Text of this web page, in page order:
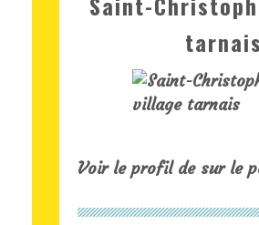
tarnais
Voir le profil de sur le